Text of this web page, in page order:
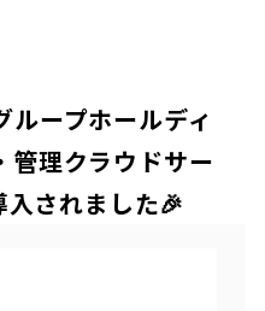
ープホールディ
管理クラウドサー
されました🎉